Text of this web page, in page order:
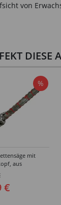
von
DIESE
%
mit
aus
53cm
€